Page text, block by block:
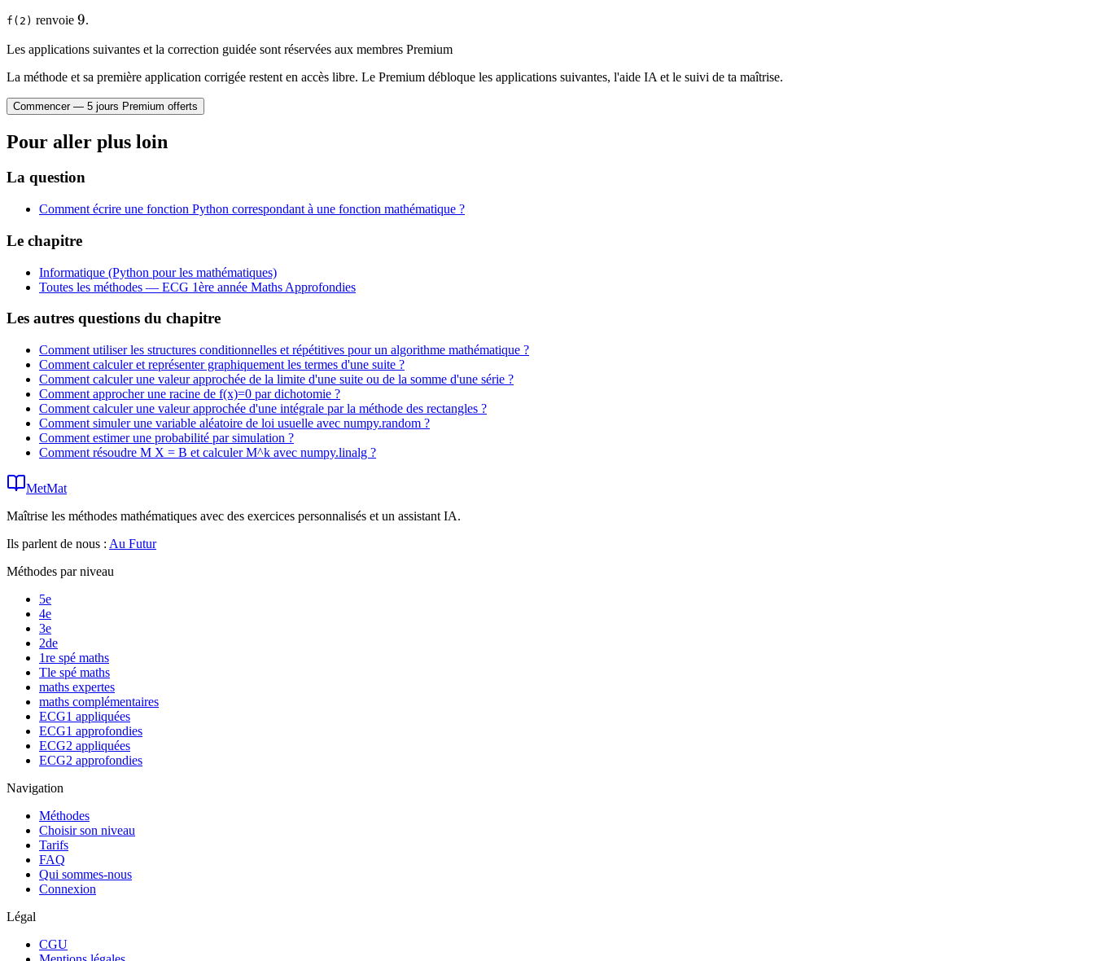
f(2) renvoie 9
9.
Les applications suivantes et la correction guidée sont réservées aux membres Premium
La méthode et sa première application corrigée restent en accès libre. Le Premium débloque les applications suivantes, l'aide IA et le suivi de ta maîtrise.
Commencer — 5 jours Premium offerts
Pour aller plus loin
La question
Comment écrire une fonction Python correspondant à une fonction mathématique ?
Le chapitre
Informatique (Python pour les mathématiques)
Toutes les méthodes — ECG 1ère année Maths Approfondies
Les autres questions du chapitre
Comment utiliser les structures conditionnelles et répétitives pour un algorithme mathématique ?
Comment calculer et représenter graphiquement les termes d'une suite ?
Comment calculer une valeur approchée de la limite d'une suite ou de la somme d'une série ?
Comment approcher une racine de f(x)=0 par dichotomie ?
Comment calculer une valeur approchée d'une intégrale par la méthode des rectangles ?
Comment simuler une variable aléatoire de loi usuelle avec numpy.random ?
Comment estimer une probabilité par simulation ?
Comment résoudre M X = B et calculer M^k avec numpy.linalg ?
MetMat
Maîtrise les méthodes mathématiques avec des exercices personnalisés et un assistant IA.
Ils parlent de nous : Au Futur
Méthodes par niveau
5e
4e
3e
2de
1re spé maths
Tle spé maths
maths expertes
maths complémentaires
ECG1 appliquées
ECG1 approfondies
ECG2 appliquées
ECG2 approfondies
Navigation
Méthodes
Choisir son niveau
Tarifs
FAQ
Qui sommes-nous
Connexion
Légal
CGU